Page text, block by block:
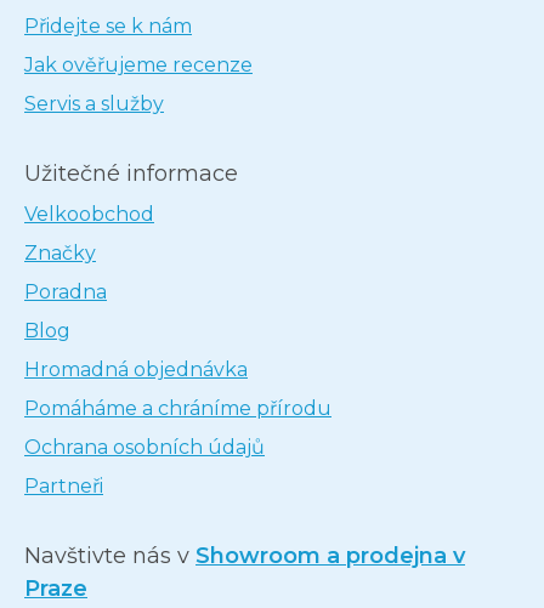
Přidejte se k nám
Jak ověřujeme recenze
Servis a služby
Užitečné informace
Velkoobchod
Značky
Poradna
Blog
Hromadná objednávka
Pomáháme a chráníme přírodu
Ochrana osobních údajů
Partneři
Navštivte nás v Showroom a prodejna v
Praze